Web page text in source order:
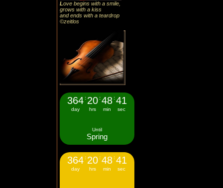
Love begins with a smile,
grows with a kiss
and ends with a teardrop
©zeitlos
364
day
: 20
hrs
:48
min
:41
sec
Until
Spring
364
day
: 20
hrs
:48
min
:41
sec